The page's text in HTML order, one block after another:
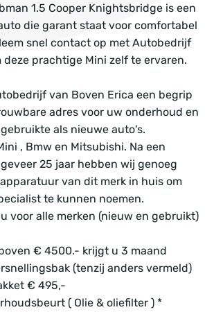
1.5 Cooper Knightsbridge is een
die garant staat voor comfortabel
snel contact op met Autobedrijf
deze prachtige Mini zelf te ervaren.
van Boven Erica een begrip
adres voor uw onderhoud en
als nieuwe auto's.
, Bmw en Mitsubishi. Na een
25 jaar hebben wij genoeg
van dit merk in huis om
te kunnen noemen.
voor alle merken (nieuw en gebruikt)
€ 4500.- krijgt u 3 maand
(tenzij anders vermeld)
€ 495,-
( Olie & oliefilter ) *